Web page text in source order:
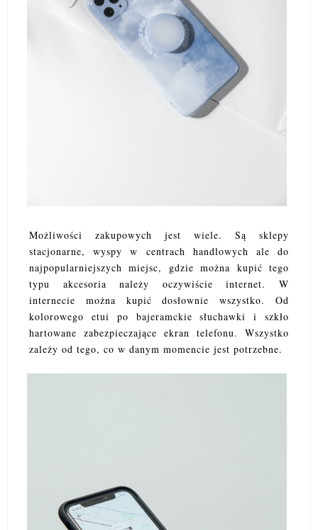
Możliwości zakupowych jest wiele. Są sklepy
stacjonarne, wyspy w centrach handlowych ale do
najpopularniejszych miejsc, gdzie można kupić tego
typu akcesoria należy oczywiście internet. W
internecie można kupić dosłownie wszystko. Od
kolorowego etui po bajeramckie słuchawki i szkło
hartowane zabezpieczające ekran telefonu. Wszystko
zależy od tego, co w danym momencie jest potrzebne.